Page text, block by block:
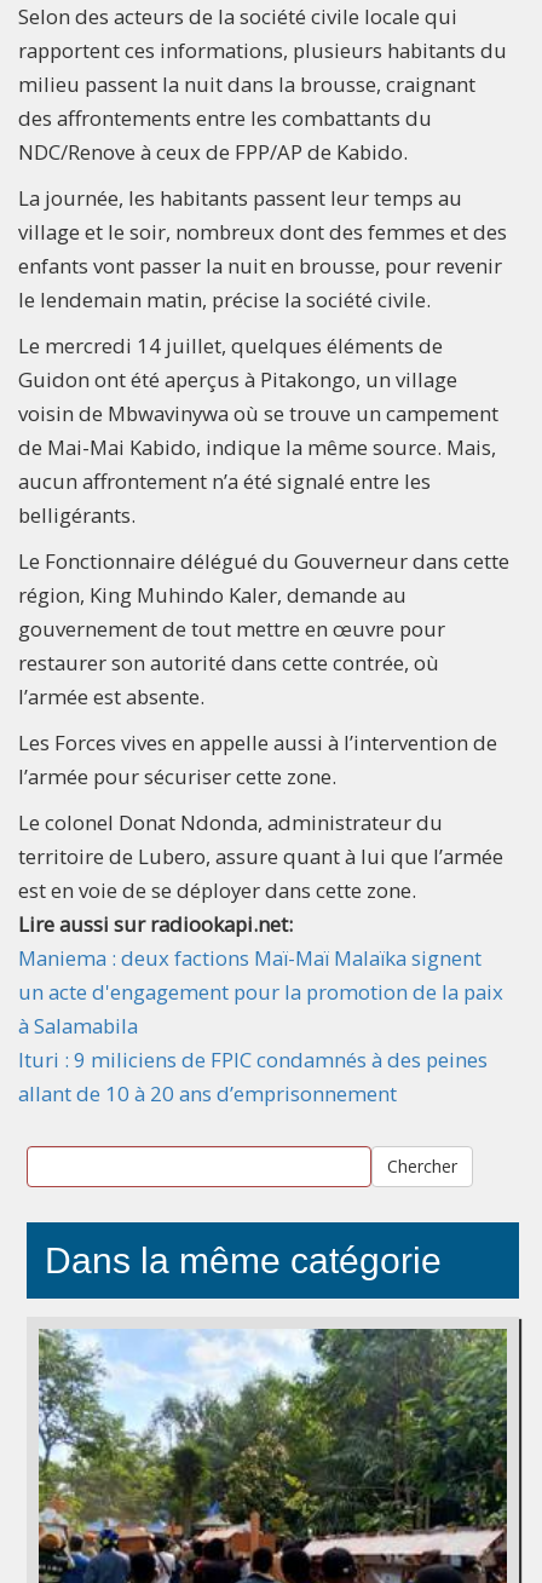
Selon des acteurs de la société civile locale qui
rapportent ces informations, plusieurs habitants du
milieu passent la nuit dans la brousse, craignant
des affrontements entre les combattants du
NDC/Renove à ceux de FPP/AP de Kabido.
La journée, les habitants passent leur temps au
village et le soir, nombreux dont des femmes et des
enfants vont passer la nuit en brousse, pour revenir
le lendemain matin, précise la société civile.
Le mercredi 14 juillet, quelques éléments de
Guidon ont été aperçus à Pitakongo, un village
voisin de Mbwavinywa où se trouve un campement
de Mai-Mai Kabido, indique la même source. Mais,
aucun affrontement n’a été signalé entre les
belligérants.
Le Fonctionnaire délégué du Gouverneur dans cette
région, King Muhindo Kaler, demande au
gouvernement de tout mettre en œuvre pour
restaurer son autorité dans cette contrée, où
l’armée est absente.
Les Forces vives en appelle aussi à l’intervention de
l’armée pour sécuriser cette zone.
Le colonel Donat Ndonda, administrateur du
territoire de Lubero, assure quant à lui que l’armée
est en voie de se déployer dans cette zone.
Lire aussi sur radiookapi.net:
Maniema : deux factions Maï-Maï Malaïka signent
un acte d'engagement pour la promotion de la paix
à Salamabila
Ituri : 9 miliciens de FPIC condamnés à des peines
allant de 10 à 20 ans d’emprisonnement
Chercher
Dans la même catégorie